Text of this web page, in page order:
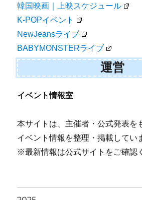
韓国映画｜上映スケジュール
K-POPイベント
NewJeansライブ
BABYMONSTERライブ
運営
イベント情報室
本サイトは、主催者・公式発表を
イベント情報を整理・掲載してい
※最新情報は公式サイトをご確認